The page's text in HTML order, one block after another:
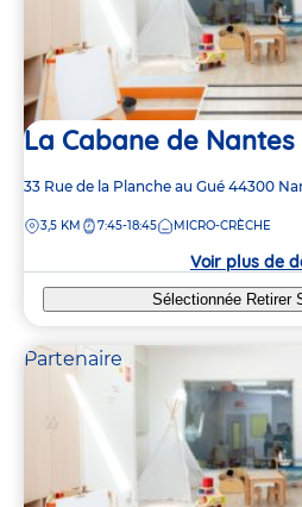
La Cabane de Nantes
Adresse
la
33 Rue de la Planche au Gué 44300
DISTANCE
3,5 KM 7:45-18:45 MICRO-CRÈCHE
Voir plus de
Sélectionnée Retirer
Partenaire